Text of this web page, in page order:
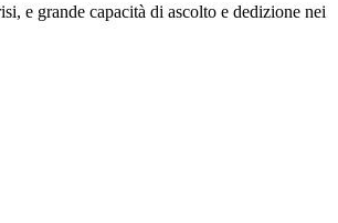
e grande capacità di ascolto e dedizione nei